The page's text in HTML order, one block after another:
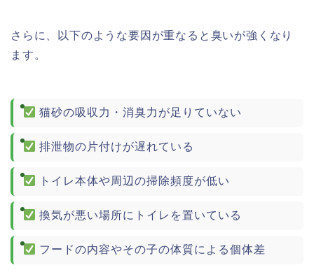
さらに、以下のような要因が重なると臭いが強くなり
ます。
猫砂の吸収力・消臭力が足りていない
排泄物の片付けが遅れている
トイレ本体や周辺の掃除頻度が低い
換気が悪い場所にトイレを置いている
フードの内容やその子の体質による個体差